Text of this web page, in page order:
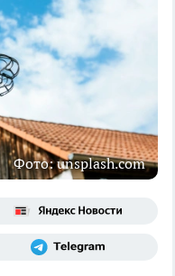
Фото: unsplash.com